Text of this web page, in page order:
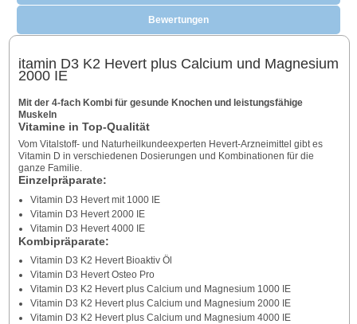
Bewertungen
itamin D3 K2 Hevert plus Calcium und Magnesium
2000 IE
Mit der 4-fach Kombi für gesunde Knochen und leistungsfähige
Muskeln
Vitamine in Top-Qualität
Vom Vitalstoff- und Naturheilkundeexperten Hevert-Arzneimittel gibt es
Vitamin D in verschiedenen Dosierungen und Kombinationen für die
ganze Familie.
Einzelpräparate:
Vitamin D3 Hevert mit 1000 IE
Vitamin D3 Hevert 2000 IE
Vitamin D3 Hevert 4000 IE
Kombipräparate:
Vitamin D3 K2 Hevert Bioaktiv Öl
Vitamin D3 Hevert Osteo Pro
Vitamin D3 K2 Hevert plus Calcium und Magnesium 1000 IE
Vitamin D3 K2 Hevert plus Calcium und Magnesium 2000 IE
Vitamin D3 K2 Hevert plus Calcium und Magnesium 4000 IE